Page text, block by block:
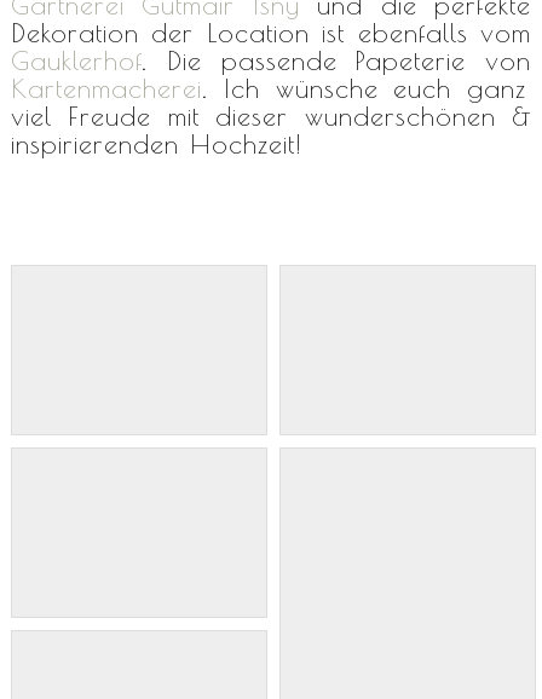
Dekoration der Location ist ebenfalls vom
Gauklerhof. Die passende Papeterie von
Kartenmacherei. Ich wünsche euch ganz
viel Freude mit dieser wunderschönen &
inspirierenden Hochzeit!